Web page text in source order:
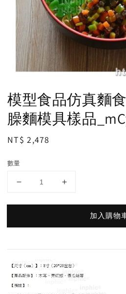
模型食品仿真麵
臊麵模具樣品
Regular
NT$ 2,478
數量
加入購物